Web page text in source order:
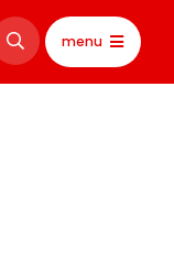
menu